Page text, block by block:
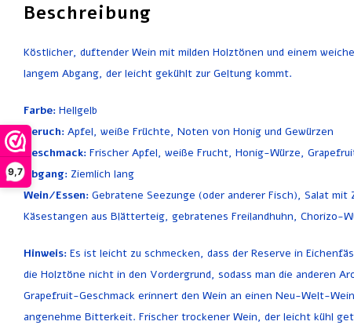
9,7
Beschreibung
Köstlicher, duftender Wein mit milden Holztönen und einem
langem Abgang, der leicht gekühlt zur Geltung kommt.
Farbe: Hellgelb
Geruch: Apfel, weiße Früchte, Noten von Honig und Gewürzen
Geschmack: Frischer Apfel, weiße Frucht, Honig-Würze,
Abgang: Ziemlich lang
Wein/Essen: Gebratene Seezunge (oder anderer Fisch), Salat
Käsestangen aus Blätterteig, gebratenes Freilandhuhn, Chorizo-
Hinweis: Es ist leicht zu schmecken, dass der Reserve in
die Holztöne nicht in den Vordergrund, sodass man die anderen
Grapefruit-Geschmack erinnert den Wein an einen Neu-Welt-
angenehme Bitterkeit. Frischer trockener Wein, der leicht kühl